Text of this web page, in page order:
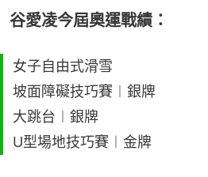
谷愛凌今屆奧運戰績：
女子自由式滑雪
坡面障礙技巧賽︱銀牌
大跳台︱銀牌
U型場地技巧賽︱金牌